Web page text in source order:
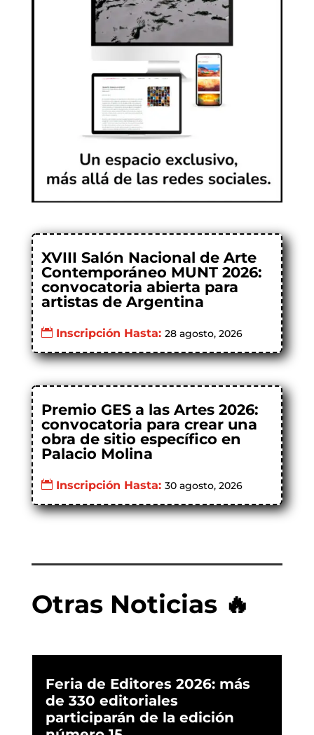
XVIII Salón Nacional de Arte
Contemporáneo MUNT 2026:
convocatoria abierta para
artistas de Argentina
Inscripción Hasta: 28 agosto, 2026
Premio GES a las Artes 2026:
convocatoria para crear una
obra de sitio específico en
Palacio Molina
Inscripción Hasta: 30 agosto, 2026
Otras Noticias 🔥
Feria de Editores 2026: más
de 330 editoriales
participarán de la edición